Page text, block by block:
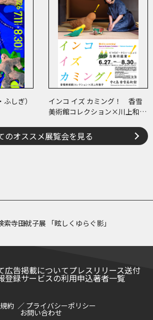
しぎ）
インコ イズ カミング！ 香雪
美術館コレクション×川上和歌
に古美術鑑賞～
のオススメ展覧会を見る
索寺田就子展 「眩しくゆらぐ影」
広告掲載についてプレスリリース送付
登録サービスの利用申込著者一覧
約 プライバシーポリシー
お問い合わせ